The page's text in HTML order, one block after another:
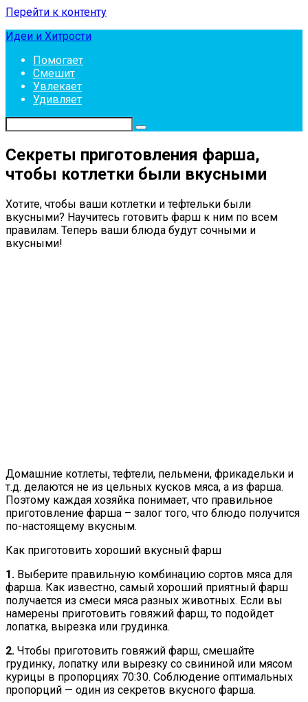
Перейти к контенту
Идеи и Хитрости
Помогает
Смешит
Увлекает
Удивляет
Секреты приготовления фарша,
чтобы котлетки были вкусными
Хотите, чтобы ваши котлетки и тефтельки были
вкусными? Научитесь готовить фарш к ним по всем
правилам. Теперь ваши блюда будут сочными и
вкусными!
Домашние котлеты, тефтели, пельмени, фрикадельки и
т.д. делаются не из цельных кусков мяса, а из фарша.
Поэтому каждая хозяйка понимает, что правильное
приготовление фарша – залог того, что блюдо получится
по-настоящему вкусным.
Как приготовить хороший вкусный фарш
1. Выберите правильную комбинацию сортов мяса для
фарша. Как известно, самый хороший приятный фарш
получается из смеси мяса разных животных. Если вы
намерены приготовить говяжий фарш, то подойдет
лопатка, вырезка или грудинка.
2. Чтобы приготовить говяжий фарш, смешайте
грудинку, лопатку или вырезку со свининой или мясом
курицы в пропорциях 70:30. Соблюдение оптимальных
пропорций — один из секретов вкусного фарша.